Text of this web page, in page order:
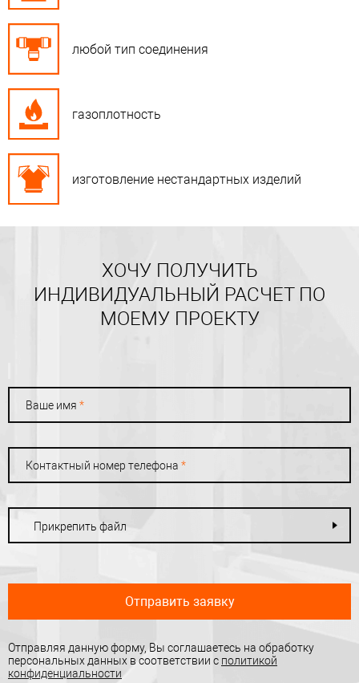
любой тип соединения
газоплотность
изготовление нестандартных изделий
ХОЧУ ПОЛУЧИТЬ
ИНДИВИДУАЛЬНЫЙ РАСЧЕТ ПО
МОЕМУ ПРОЕКТУ
Ваше имя *
Контактный номер телефона *
Прикрепить файл
Отправить заявку
Отправляя данную форму, Вы соглашаетесь на обработку
персональных данных в соответствии с политикой
конфиденциальности